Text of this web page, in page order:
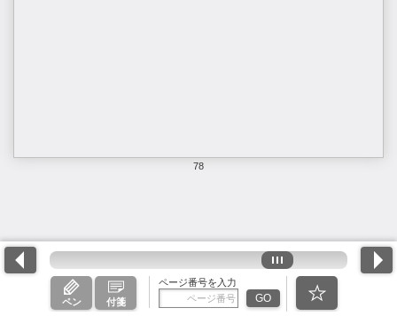
78
ペン 付箋
ページ番号を入力
GO